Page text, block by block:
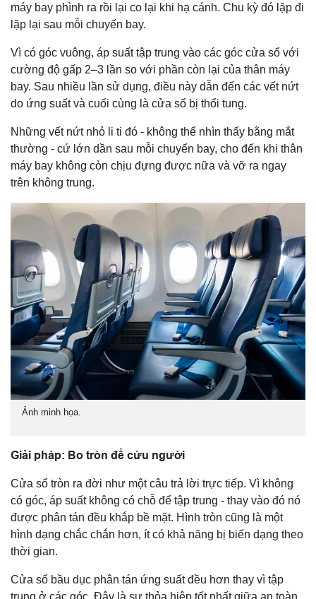
máy bay phình ra rồi lại co lại khi hạ cánh. Chu kỳ đó lặp đi
lặp lại sau mỗi chuyến bay.
Vì có góc vuông, áp suất tập trung vào các góc cửa sổ với
cường độ gấp 2–3 lần so với phần còn lại của thân máy
bay. Sau nhiều lần sử dụng, điều này dẫn đến các vết nứt
do ứng suất và cuối cùng là cửa sổ bị thổi tung.
Những vết nứt nhỏ li ti đó - không thể nhìn thấy bằng mắt
thường - cứ lớn dần sau mỗi chuyến bay, cho đến khi thân
máy bay không còn chịu đựng được nữa và vỡ ra ngay
trên không trung.
Ảnh minh họa.
Giải pháp: Bo tròn để cứu người
Cửa sổ tròn ra đời như một câu trả lời trực tiếp. Vì không
có góc, áp suất không có chỗ để tập trung - thay vào đó nó
được phân tán đều khắp bề mặt. Hình tròn cũng là một
hình dạng chắc chắn hơn, ít có khả năng bị biến dạng theo
thời gian.
Cửa sổ bầu dục phân tán ứng suất đều hơn thay vì tập
trung ở các góc. Đây là sự thỏa hiệp tốt nhất giữa an toàn,